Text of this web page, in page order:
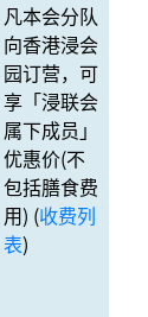
凡本会分队
向香港浸会
园订营，可
享「浸联会
属下成员」
优惠价(不
包括膳食费
用) (收费列
表)